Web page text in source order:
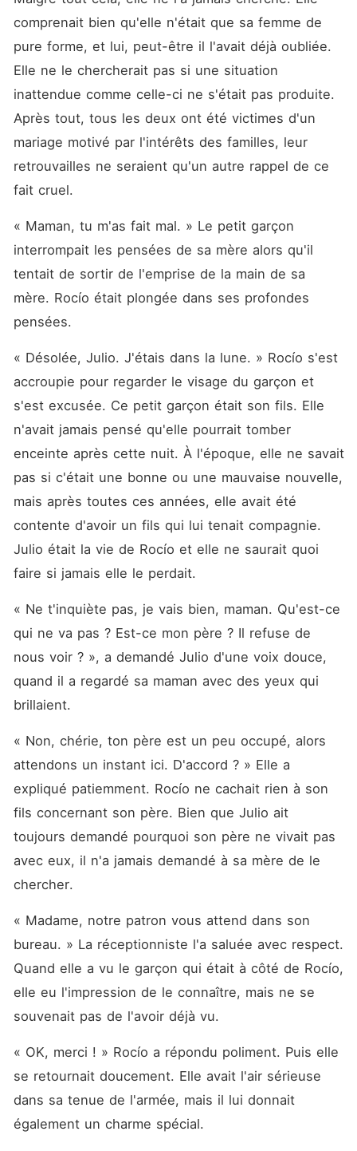
comprenait bien qu'elle n'était que sa femme de
pure forme, et lui, peut-être il l'avait déjà oubliée.
Elle ne le chercherait pas si une situation
inattendue comme celle-ci ne s'était pas produite.
Après tout, tous les deux ont été victimes d'un
mariage motivé par l'intérêts des familles, leur
retrouvailles ne seraient qu'un autre rappel de ce
fait cruel.
« Maman, tu m'as fait mal. » Le petit garçon
interrompait les pensées de sa mère alors qu'il
tentait de sortir de l'emprise de la main de sa
mère. Rocío était plongée dans ses profondes
pensées.
« Désolée, Julio. J'étais dans la lune. » Rocío s'est
accroupie pour regarder le visage du garçon et
s'est excusée. Ce petit garçon était son fils. Elle
n'avait jamais pensé qu'elle pourrait tomber
enceinte après cette nuit. À l'époque, elle ne savait
pas si c'était une bonne ou une mauvaise nouvelle,
mais après toutes ces années, elle avait été
contente d'avoir un fils qui lui tenait compagnie.
Julio était la vie de Rocío et elle ne saurait quoi
faire si jamais elle le perdait.
« Ne t'inquiète pas, je vais bien, maman. Qu'est-ce
qui ne va pas ? Est-ce mon père ? Il refuse de
nous voir ? », a demandé Julio d'une voix douce,
quand il a regardé sa maman avec des yeux qui
brillaient.
« Non, chérie, ton père est un peu occupé, alors
attendons un instant ici. D'accord ? » Elle a
expliqué patiemment. Rocío ne cachait rien à son
fils concernant son père. Bien que Julio ait
toujours demandé pourquoi son père ne vivait pas
avec eux, il n'a jamais demandé à sa mère de le
chercher.
« Madame, notre patron vous attend dans son
bureau. » La réceptionniste l'a saluée avec respect.
Quand elle a vu le garçon qui était à côté de Rocío,
elle eu l'impression de le connaître, mais ne se
souvenait pas de l'avoir déjà vu.
« OK, merci ! » Rocío a répondu poliment. Puis elle
se retournait doucement. Elle avait l'air sérieuse
dans sa tenue de l'armée, mais il lui donnait
également un charme spécial.